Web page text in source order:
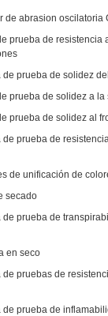
de abrasion oscilatoria
prueba de resistencia
de prueba de solidez
prueba de solidez a
prueba de solidez al
de prueba de
de unificación de
secado
de prueba de
en seco
de pruebas de
de prueba de